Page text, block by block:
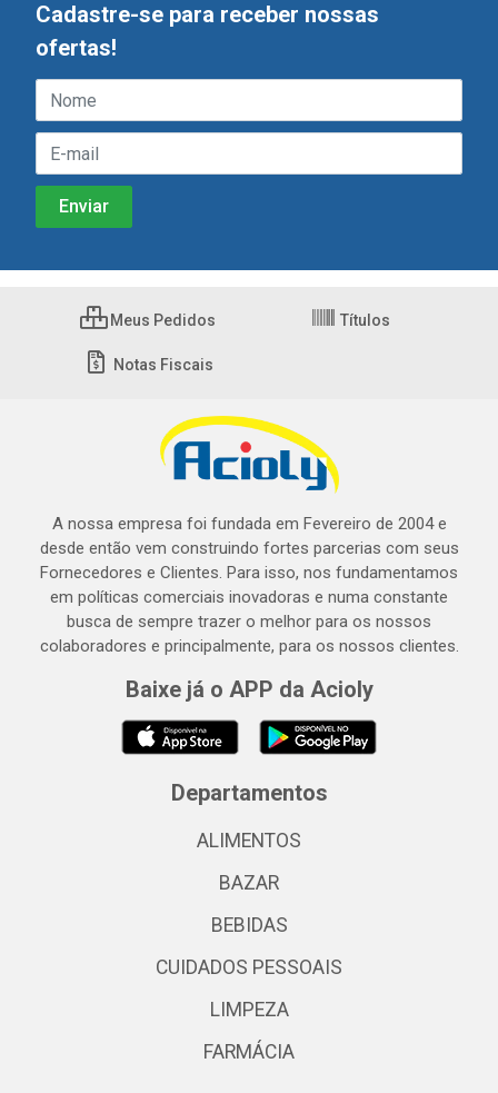
Cadastre-se para receber nossas
ofertas!
Meus Pedidos Títulos
Notas Fiscais
A nossa empresa foi fundada em Fevereiro de 2004 e
desde então vem construindo fortes parcerias com seus
Fornecedores e Clientes. Para isso, nos fundamentamos
em políticas comerciais inovadoras e numa constante
busca de sempre trazer o melhor para os nossos
colaboradores e principalmente, para os nossos clientes.
Baixe já o APP da Acioly
Departamentos
ALIMENTOS
BAZAR
BEBIDAS
CUIDADOS PESSOAIS
LIMPEZA
FARMÁCIA